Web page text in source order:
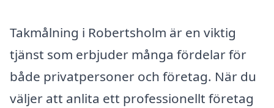
Takmålning i Robertsholm är en viktig
tjänst som erbjuder många fördelar för
både privatpersoner och företag. När du
väljer att anlita ett professionellt företag